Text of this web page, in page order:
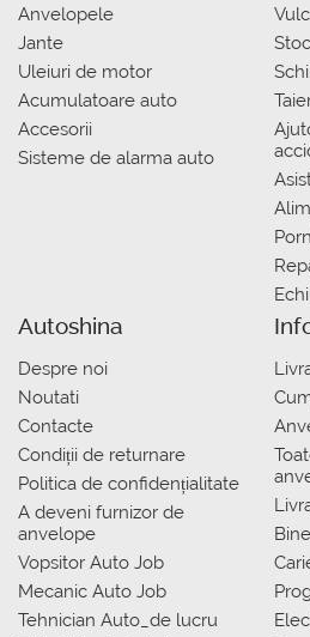
Anvelopele
Jante
Uleiuri de motor
Acumulatoare auto
Accesorii
Sisteme de alarma auto
Autoshina
Despre noi
Noutati
Contacte
Condiții de returnare
Politica de confidențialitate
A deveni furnizor de
anvelope
Vopsitor Auto Job
Mecanic Auto Job
Tehnician Auto_de lucru